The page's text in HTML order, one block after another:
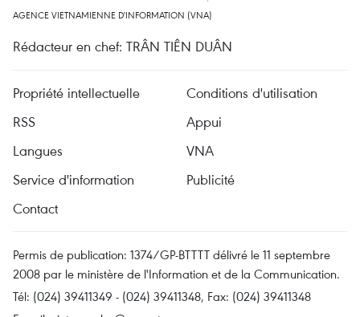
AGENCE VIETNAMIENNE D'INFORMATION (VNA)
Rédacteur en chef: TRÂN TIÊN DUÂN
Propriété intellectuelle
Conditions d'utilisation
RSS
Appui
Langues
VNA
Service d'information
Publicité
Contact
Permis de publication: 1374/GP-BTTTT délivré le 11 septembre
2008 par le ministère de l'Information et de la Communication.
Tél: (024) 39411349 - (024) 39411348, Fax: (024) 39411348